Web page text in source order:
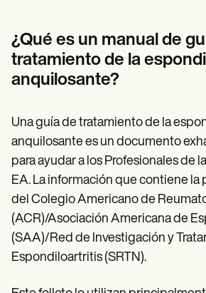
¿Qué es un manual de
tratamiento de la
anquilosante?
Una guía de tratamiento de la
anquilosante es un documento
para ayudar a los Profesionales de
EA. La información que contiene la
del Colegio Americano de
(ACR)/Asociación Americana de
(SAA)/Red de Investigación y
Espondiloartritis (SRTN).